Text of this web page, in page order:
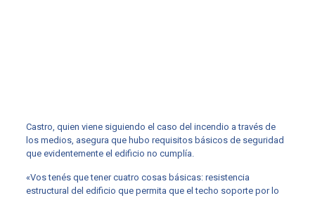
Castro, quien viene siguiendo el caso del incendio a través de
los medios, asegura que hubo requisitos básicos de seguridad
que evidentemente el edificio no cumplía.
«Vos tenés que tener cuatro cosas básicas: resistencia
estructural del edificio que permita que el techo soporte por lo